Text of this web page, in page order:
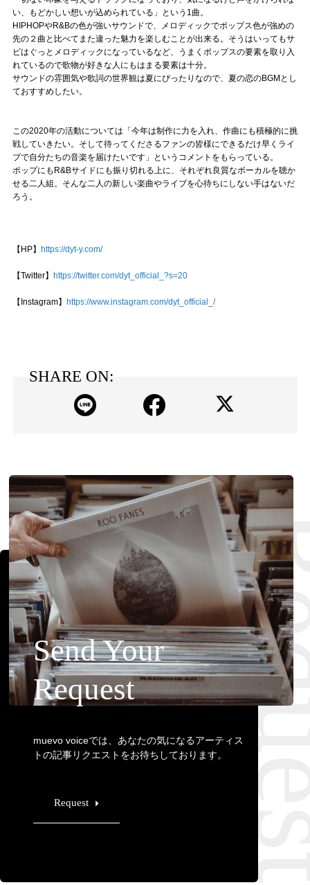
い、もどかしい想いが込められている」という1曲。
HIPHOPやR&Bの色が強いサウンドで、メロディックでポップス色が強めの
先の２曲と比べてまた違った魅力を楽しむことが出来る。そうはいってもサ
ビはぐっとメロディックになっているなど、うまくポップスの要素を取り入
れているので歌物が好きな人にもはまる要素は十分。
サウンドの雰囲気や歌詞の世界観は夏にぴったりなので、夏の恋のBGMとし
ておすすめしたい。
この2020年の活動については「今年は制作に力を入れ、作曲にも積極的に挑
戦していきたい。そして待ってくださるファンの皆様にできるだけ早くライ
ブで自分たちの音楽を届けたいです」というコメントをもらっている。
ポップにもR&Bサイドにも振り切れる上に、それぞれ良質なボーカルを聴か
せる二人組。そんな二人の新しい楽曲やライブを心待ちにしない手はないだ
ろう。
【HP】 https://dyt-y.com/
【Twitter】 https://twitter.com/dyt_official_?s=20
【Instagram】 https://www.instagram.com/dyt_official_/
SHARE ON:
Send Your
Request
muevo voiceでは、あなたの気になるアーティス
トの記事リクエストをお待ちしております。
Request